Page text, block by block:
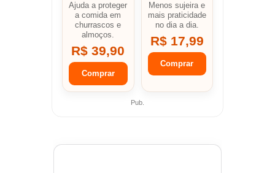
Ajuda a proteger
a comida em
churrascos e
almoços.
R$ 39,90
Comprar
Menos sujeira e
mais praticidade
no dia a dia.
R$ 17,99
Comprar
Pub.